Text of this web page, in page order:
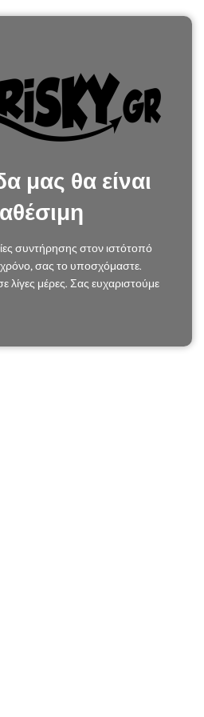
μας θα είναι
συντήρησης στον ιστότοπό
σας το υποσχόμαστε.
λίγες μέρες. Σας ευχαριστούμε